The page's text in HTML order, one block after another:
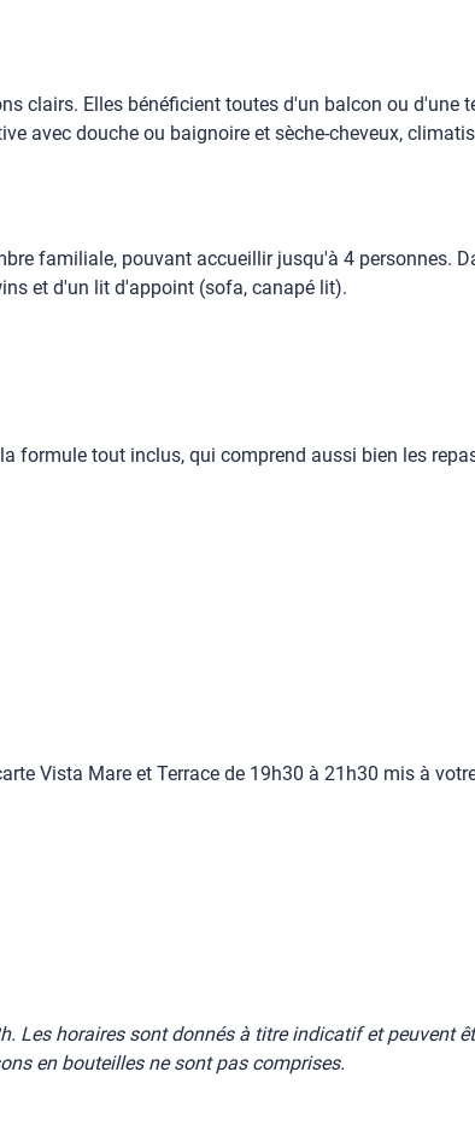
clairs. Elles bénéficient toutes d'un balcon ou
avec douche ou baignoire et sèche-cheveux,
familiale, pouvant accueillir jusqu'à 4 personnes.
et d'un lit d'appoint (sofa, canapé lit).
formule tout inclus, qui comprend aussi bien les
Vista Mare et Terrace de 19h30 à 21h30 mis à
Les horaires sont donnés à titre indicatif et peuvent
en bouteilles ne sont pas comprises.